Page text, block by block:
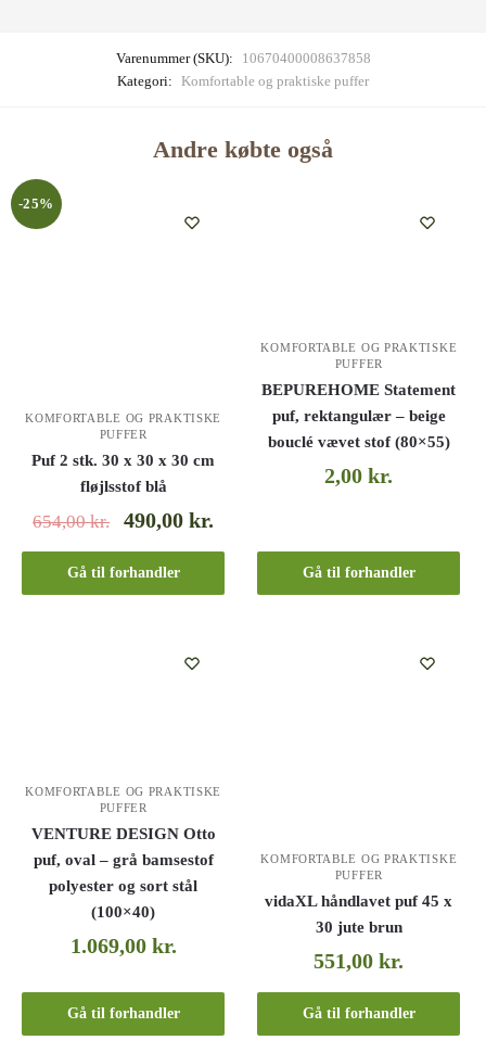
Varenummer (SKU):
10670400008637858
Kategori: Komfortable og praktiske puffer
Andre købte også
-25%
KOMFORTABLE OG PRAKTISKE
PUFFER
Puf 2 stk. 30 x 30 x 30 cm
fløjlsstof blå
654,00kr. 490,00kr.
Gå til forhandler
KOMFORTABLE OG PRAKTISKE
PUFFER
BEPUREHOME Statement
puf, rektangulær – beige
bouclé vævet stof (80×55)
2,00kr.
Gå til forhandler
KOMFORTABLE OG PRAKTISKE
PUFFER
VENTURE DESIGN Otto
puf, oval – grå bamsestof
polyester og sort stål
(100×40)
1.069,00 kr.
Gå til forhandler
KOMFORTABLE OG PRAKTISKE
PUFFER
vidaXL håndlavet puf 45 x
30 jute brun
551,00kr.
Gå til forhandler